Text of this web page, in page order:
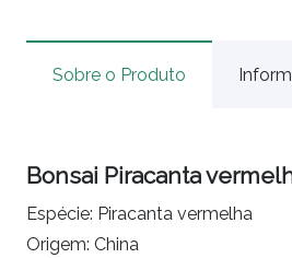
Sobre o Produto
Bonsai Piracanta
Espécie: Piracanta vermelha
Origem: China